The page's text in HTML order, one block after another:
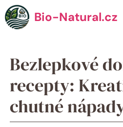
Přeskočit
na
obsah
Bio-Natural.cz
Bezlepkové
recepty:
chutné